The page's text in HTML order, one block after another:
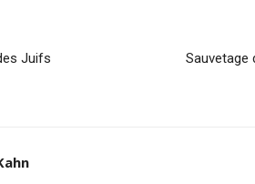
Juifs
Sauvetage